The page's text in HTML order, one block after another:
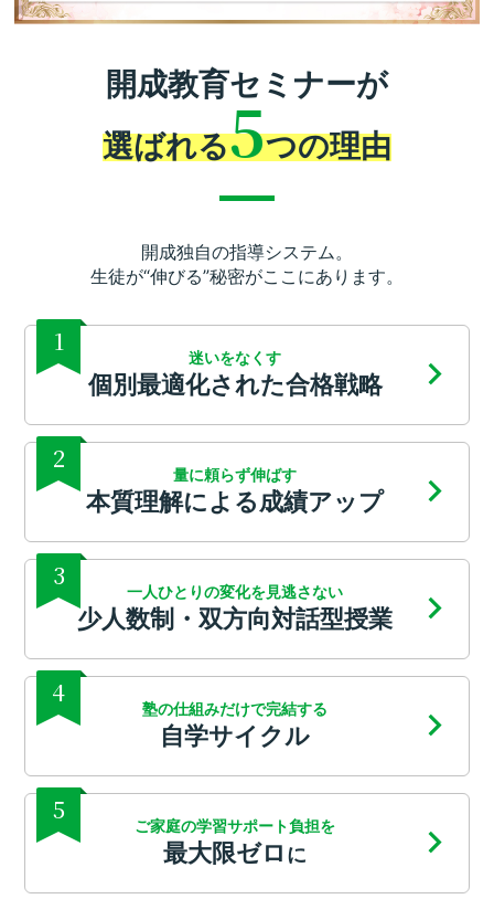
開成教育セミナーが
選ばれる5つの理由
開成独自の指導システム。
生徒が“伸びる”秘密がここにあります。
1
迷いをなくす
個別最適化された合格戦略
2
量に頼らず伸ばす
本質理解による成績アップ
3
一人ひとりの変化を見逃さない
少人数制・双方向対話型授業
4
塾の仕組みだけで完結する
自学サイクル
5
ご家庭の学習サポート負担を
最大限ゼロ に